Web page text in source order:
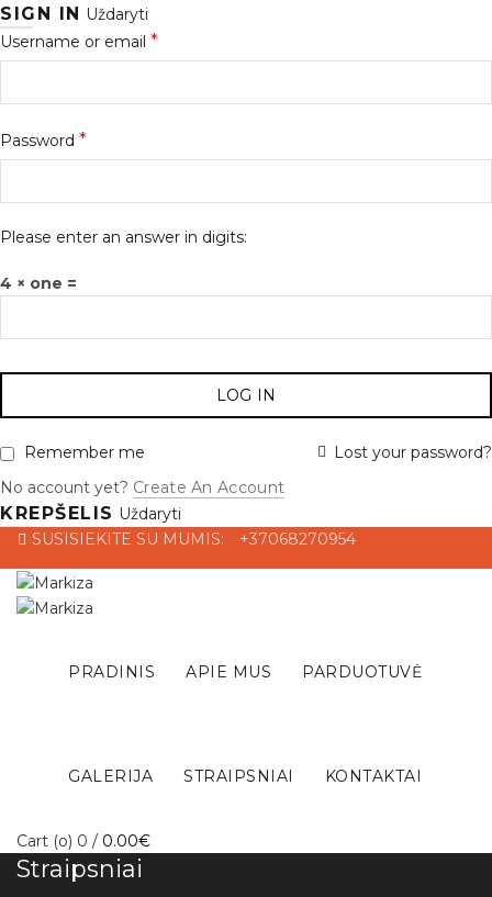
SIGN IN Uždaryti
Username or email *
Password *
Please enter an answer in digits:
4 × one =
LOG IN
Lost your password?
Remember me
No account yet? Create An Account
KREPŠELIS Uždaryti
SUSISIEKITE SU MUMIS:
+37068270954
PRADINIS APIE MUS PARDUOTUVĖ
GALERIJA STRAIPSNIAI KONTAKTAI
Cart (o) 0 / 0.00€
Straipsniai